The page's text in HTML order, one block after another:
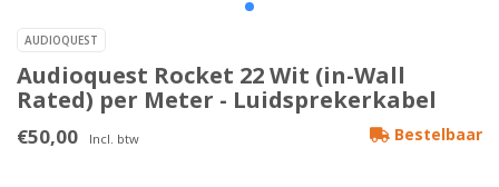
AUDIOQUEST
Audioquest Rocket 22 Wit (in-Wall
Rated) per Meter - Luidsprekerkabel
€50,00 Incl. btw Bestelbaar